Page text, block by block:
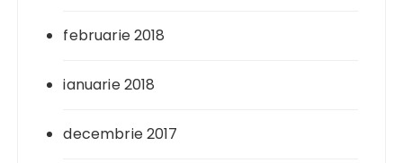
februarie 2018
ianuarie 2018
decembrie 2017